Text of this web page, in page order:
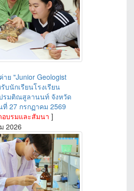
าย "Junior Geologist
บนักเรียนโรงเรียน
รมติณสูลานนท์ จังหวัด
ที่ 27 กรกฏาคม 2569
อบรมและสัมนา ]
2026